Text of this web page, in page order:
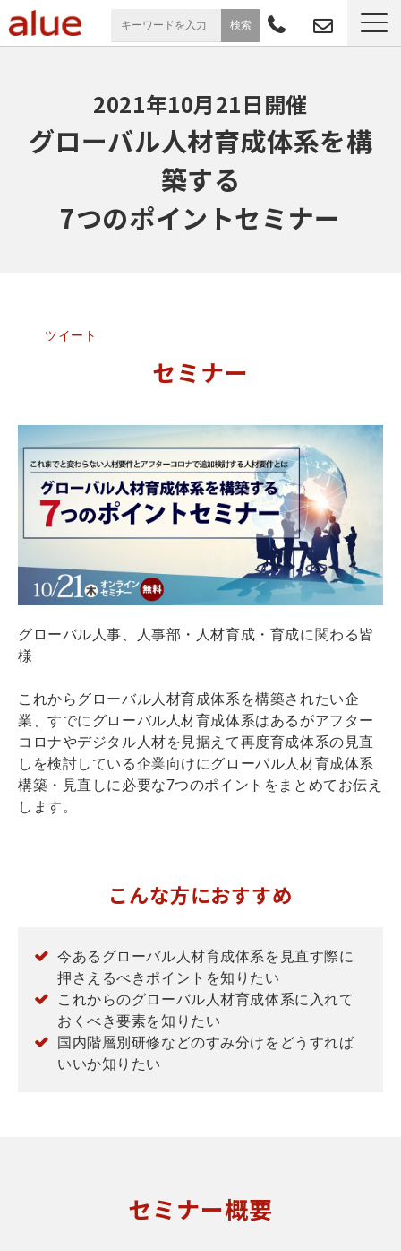
導入事例
お役立ち情報
セミナー
2021年10月21日開催
グローバル人材育成体系を構
築する
7つのポイントセミナー
ツイート
セミナー
グローバル人事、人事部・人材育成・育成に関わる皆
様
これからグローバル人材育成体系を構築されたい企
業、すでにグローバル人材育成体系はあるがアフター
コロナやデジタル人材を見据えて再度育成体系の見直
しを検討している企業向けにグローバル人材育成体系
構築・見直しに必要な7つのポイントをまとめてお伝え
します。
こんな方におすすめ
今あるグローバル人材育成体系を見直す際に
押さえるべきポイントを知りたい
これからのグローバル人材育成体系に入れて
おくべき要素を知りたい
国内階層別研修などのすみ分けをどうすれば
いいか知りたい
セミナー概要